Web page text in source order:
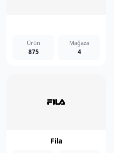
Ürün
875
Mağaza
4
Fila